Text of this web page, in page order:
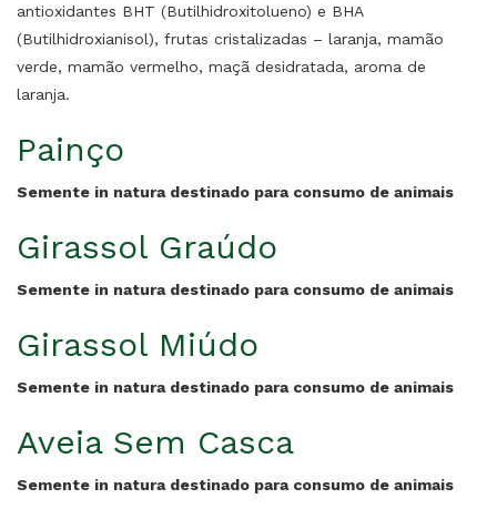
antioxidantes BHT (Butilhidroxitolueno) e BHA
(Butilhidroxianisol), frutas cristalizadas – laranja, mamão
verde, mamão vermelho, maçã desidratada, aroma de
laranja.
Painço
Semente in natura destinado para consumo de animais
Girassol Graúdo
Semente in natura destinado para consumo de animais
Girassol Miúdo
Semente in natura destinado para consumo de animais
Aveia Sem Casca
Semente in natura destinado para consumo de animais